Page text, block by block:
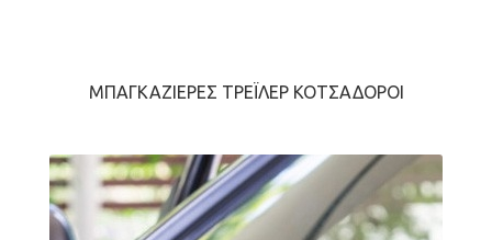
ΜΠΑΓΚΑΖΙΈΡΕΣ ΤΡΈΙΛΕΡ ΚΟΤΣΑΔΌΡΟΙ